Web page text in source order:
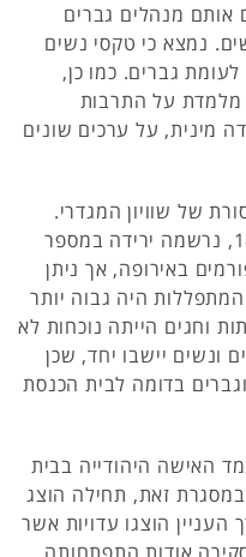
אותם מנהלים גברים
נמצא כי טקסי נשים
גברים. כמו כן,
מלמדת על התרבות
מינית, על ערכים שונים
של שוויון המגדרי.
ההיסטוריה מלמדת כי בשנת 1886, נרשמה ירידה במספר
באירופה, אך ניתן
היה גבוה יותר
וחגים הייתה נוכחות לא
ונשים יישבו יחד, שכן
בדומה לבית הכנסת
האישה היהודייה בבית
זאת, תחילה הוצג
הוצגו עדויות אשר